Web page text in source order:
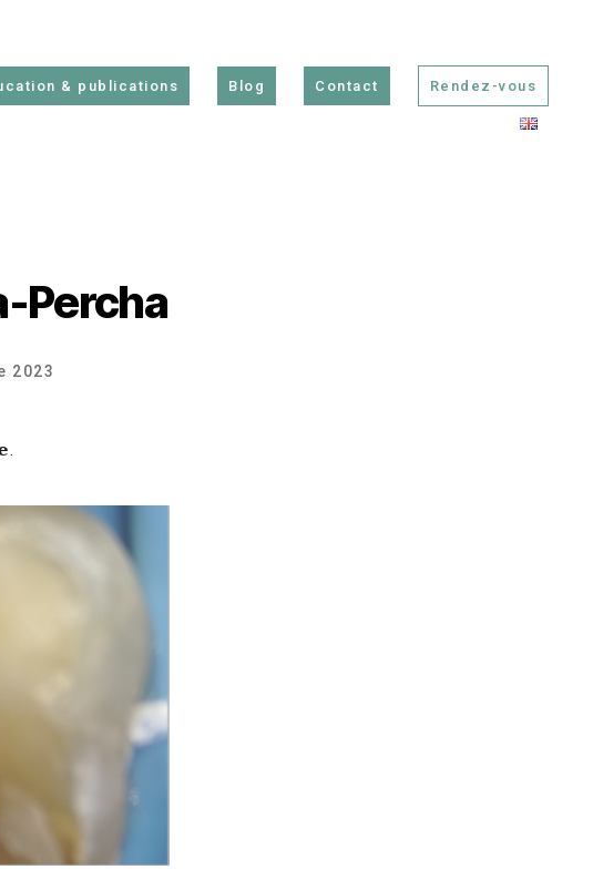
& publications Blog Contact Rendez-vous
Percha
2023